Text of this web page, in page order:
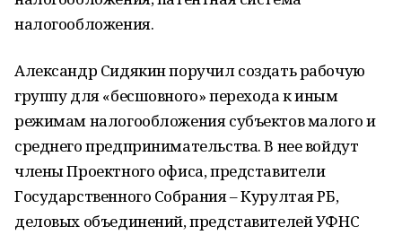
налогообложения.
Александр Сидякин поручил создать рабочую
группу для «бесшовного» перехода к иным
режимам налогообложения субъектов малого и
среднего предпринимательства. В нее войдут
члены Проектного офиса, представители
Государственного Собрания – Курултая РБ,
деловых объединений, представителей УФНС